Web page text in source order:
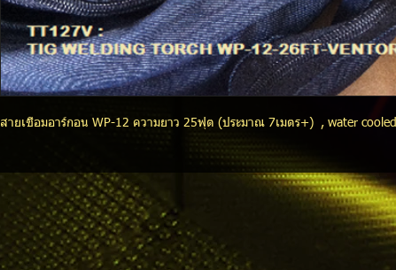
สายเชื่อมอาร์กอน WP-12 ความยาว 25ฟุต (ประมาณ 7เมตร+) , water cooled